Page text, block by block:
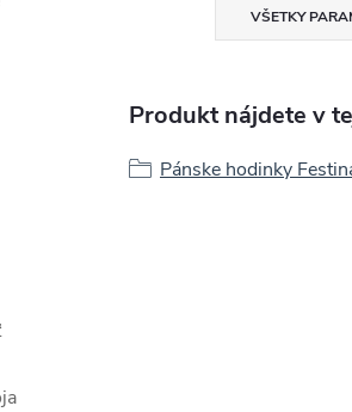
VŠETKY
Produkt nájdete v
Pánske hodinky